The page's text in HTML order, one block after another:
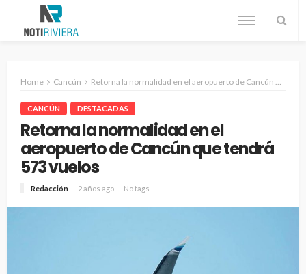
Home Cancún Retorna la normalidad en el aeropuerto de Cancún que tendrá 573 vuelos
CANCÚN DESTACADAS
Retorna la normalidad en el
aeropuerto de Cancún que tendrá
573 vuelos
Redacción 2 años ago No tags